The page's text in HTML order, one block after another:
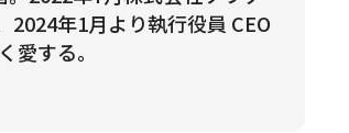
年1月より執行役員 CEO
する。